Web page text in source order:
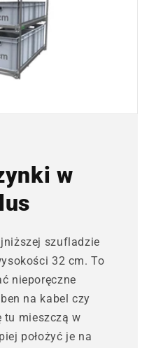
w
szufladzie
32 cm. To
nieporęczne
na kabel czy
tu mieszczą w
położyć je na